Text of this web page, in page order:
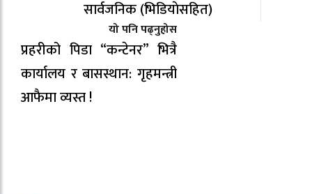
सार्वजनिक (भिडियाेसहित)
यो पनि पढ्नुहोस
प्रहरीको पिडा “कन्टेनर” भित्रै
कार्यालय र बासस्थान: गृहमन्त्री
आफैमा व्यस्त !